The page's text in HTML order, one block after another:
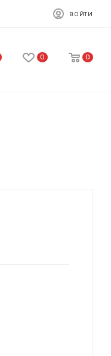
ВОЙТИ
0 0